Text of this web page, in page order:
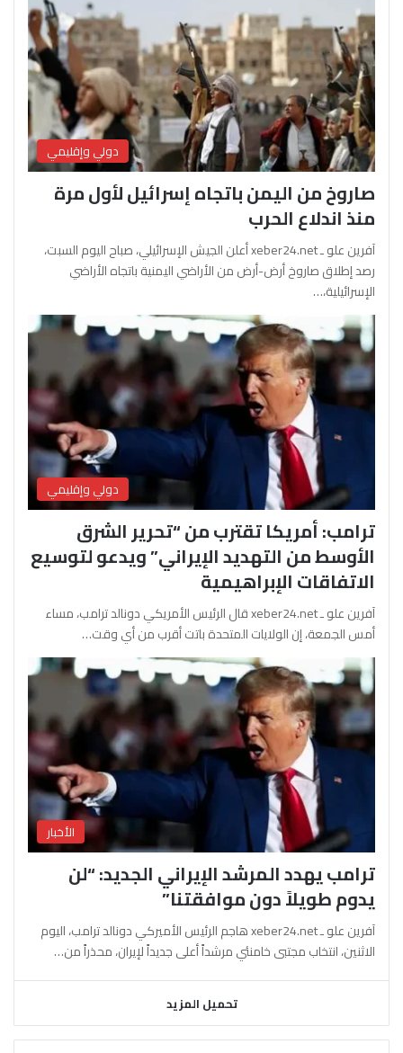
دولي وإقليمي
صاروخ من اليمن باتجاه إسرائيل لأول مرة
منذ اندلاع الحرب
آفرين علو ـ xeber24.net أعلن الجيش الإسرائيلي، صباح اليوم السبت،
رصد إطلاق صاروخ أرض-أرض من الأراضي اليمنية باتجاه الأراضي
الإسرائيلية،…
دولي وإقليمي
ترامب: أمريكا تقترب من “تحرير الشرق
الأوسط من التهديد الإيراني” ويدعو لتوسيع
الاتفاقات الإبراهيمية
آفرين علو ـ xeber24.net قال الرئيس الأمريكي دونالد ترامب، مساء
أمس الجمعة، إن الولايات المتحدة باتت أقرب من أي وقت…
الأخبار
ترامب يهدد المرشد الإيراني الجديد: “لن
يدوم طويلاً دون موافقتنا”
آفرين علو ـ xeber24.net هاجم الرئيس الأميركي دونالد ترامب، اليوم
الاثنين، انتخاب مجتبى خامنئي مرشداً أعلى جديداً لإيران، محذراً من…
تحميل المزيد